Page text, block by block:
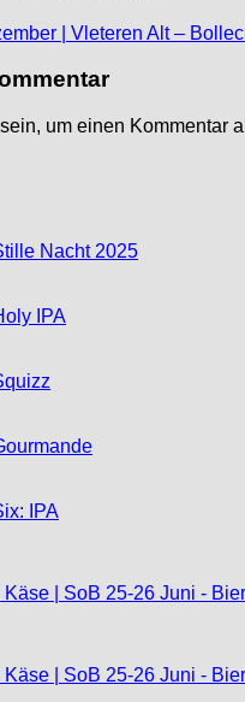
| Vleteren Alt –
um einen Kommentar
Nacht 2025
IPA
IPA
Juni -
Juni -